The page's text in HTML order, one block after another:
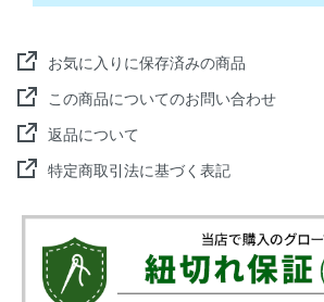
お気に入りに保存済みの商品
この商品についてのお問い合わせ
返品について
特定商取引法に基づく表記